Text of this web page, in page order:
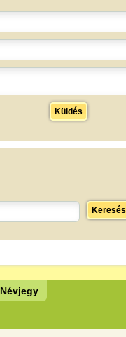
Küldés
Keresés
Névjegy